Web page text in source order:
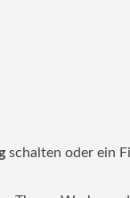
schalten oder ein